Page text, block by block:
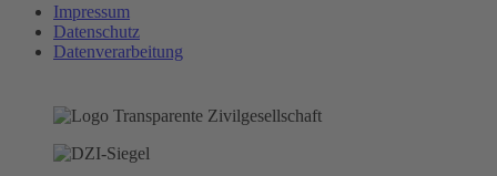
Impressum
Datenschutz
Datenverarbeitung